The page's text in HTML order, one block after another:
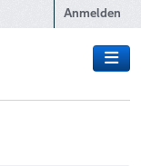
Anmelden